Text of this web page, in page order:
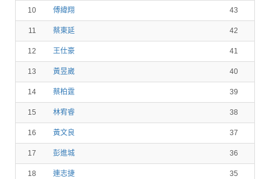
10 傅緯翔 43
11 蔡東延 42
12 王仕豪 41
13 黃昱崴 40
14 蔡柏霆 39
15 林宥睿 38
16 黃文良 37
17 彭進城 36
18 連志捷 35